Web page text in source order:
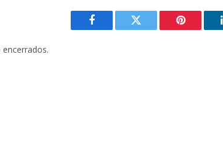
Facebook Twitter Pinterest